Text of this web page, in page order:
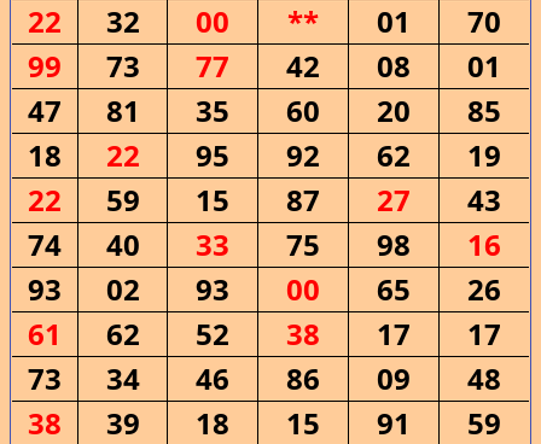
22
32 00 ** 01
70
99
73 77 42 08
01
47
81 35 60 20
85
18
22 95 92 62
19
22
59 15 87 27
43
74
40 33 75 98
16
93
02 93 00 65
26
61
62 52 38 17
17
73
34 46 86 09
48
38
39 18 15 91
59